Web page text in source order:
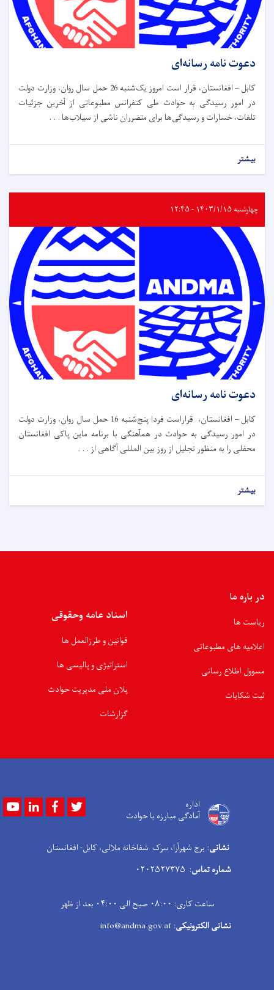
دعوت نامه رسانه‌ای
کابل – افغانستان، قرار است امروز یک‌شنبه 26 حمل سال روان، وزارت دولت
در امور رسیدگی به حوادث طی کنفرانس مطبوعاتی از آخرین جزئیات
تلفات، خسارات و رسیدگی‌ها برای متضرران ناشی از سیلاب‌ها . . .
بیشتر
چهارشنبه ۱۴۰۳/۱/۱۵ - ۱۲:۴۵
دعوت نامه رسانه‌ای
کابل – افغانستان، قراراست فردا پنج‌شنبه 16 حمل سال روان، وزارت دولت
در امور رسیدگی به حوادث در همآهنگی با برنامه ماین پاکی افغانستان
محفلی را به منظور تجلیل از روز بین المللی آگاهی از . . .
بیشتر
در باره ما
ریاست ها
اعلامیه های مطبوعاتی
مسوول اطلاع رسانی
ثبت شکایات
اسناد عامه وحقوقی
قوانین و طرزالعمل ها
استراتیژی و پالیسی ها
پلان ملی مدیریت حوادث
گزارشات
اداره
آمادگی مبارزه با حوادث
YoutubeLinkedInFacebook
نشانی: برج شهرآرا، سرک شفاخانه ملالی، کابل- افغانستان
شماره تماس: ۰۲۰۲۵۲۷۳۷۵
ساعت کاری: ۰۸:۰۰ صبح الی ۰۴:۰۰ بعد از ظهر
نشانی الکترونیکی: info@andma.gov.af